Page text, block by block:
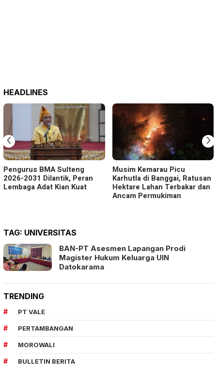
HEADLINES
Pengurus BMA Sulteng
2026-2031 Dilantik, Peran
Lembaga Adat Kian Kuat
Musim Kemarau Picu
Karhutla di Banggai, Ratusan
Hektare Lahan Terbakar dan
Ancam Permukiman
‹ ›
TAG: UNIVERSITAS
BAN-PT Asesmen Lapangan Prodi
Magister Hukum Keluarga UIN
Datokarama
TRENDING
PT VALE
PERTAMBANGAN
MOROWALI
BULLETIN BERITA